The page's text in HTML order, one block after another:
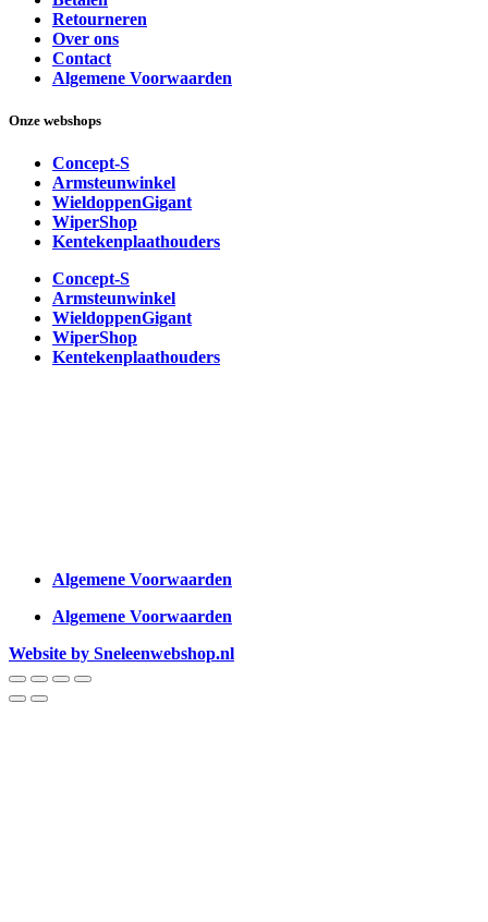
Retourneren
Over ons
Contact
Algemene Voorwaarden
Onze webshops
Concept-S
Armsteunwinkel
WieldoppenGigant
WiperShop
Kentekenplaathouders
Concept-S
Armsteunwinkel
WieldoppenGigant
WiperShop
Kentekenplaathouders
Algemene Voorwaarden
Algemene Voorwaarden
Website by Sneleenwebshop.nl